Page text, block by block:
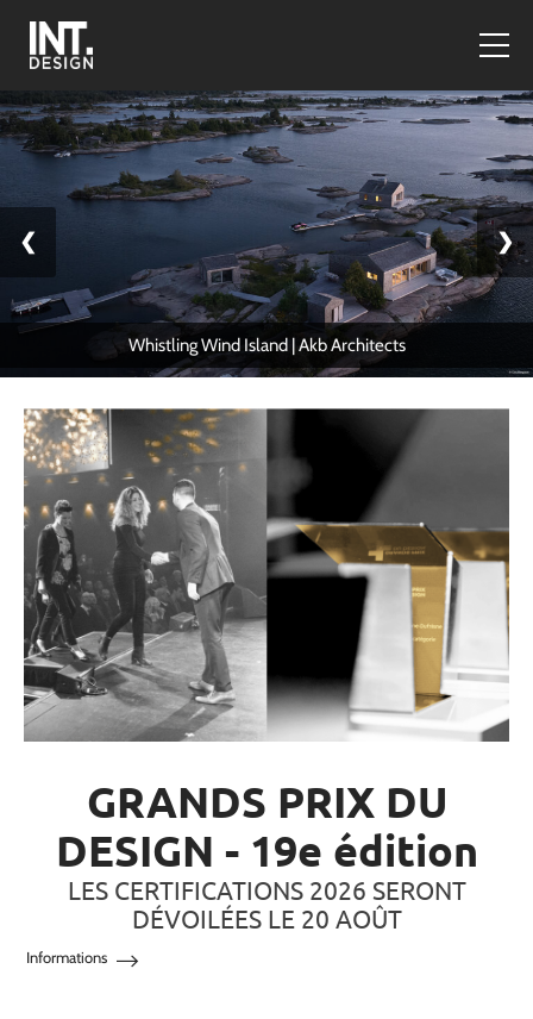
Whistling Wind Island | Akb Architects
❮ ❯
GRANDS PRIX DU
DESIGN - 19e édition
LES CERTIFICATIONS 2026 SERONT
DÉVOILÉES LE 20 AOÛT
Informations